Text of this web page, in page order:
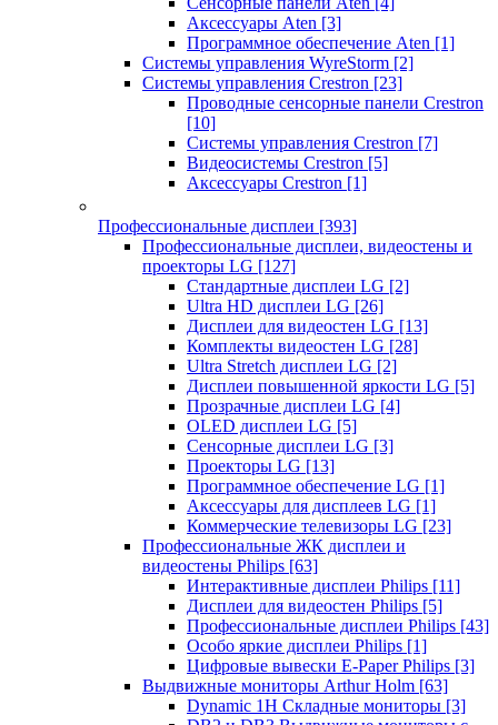
Аксессуары Aten [3]
Программное обеспечение Aten [1]
Системы управления WyreStorm [2]
Системы управления Crestron [23]
Проводные сенсорные панели Crestron
[10]
Системы управления Crestron [7]
Видеосистемы Crestron [5]
Аксессуары Crestron [1]
Профессиональные дисплеи [393]
Профессиональные дисплеи, видеостены и
проекторы LG [127]
Стандартные дисплеи LG [2]
Ultra HD дисплеи LG [26]
Дисплеи для видеостен LG [13]
Комплекты видеостен LG [28]
Ultra Stretch дисплеи LG [2]
Дисплеи повышенной яркости LG [5]
Прозрачные дисплеи LG [4]
OLED дисплеи LG [5]
Сенсорные дисплеи LG [3]
Проекторы LG [13]
Программное обеспечение LG [1]
Аксессуары для дисплеев LG [1]
Коммерческие телевизоры LG [23]
Профессиональные ЖК дисплеи и
видеостены Philips [63]
Интерактивные дисплеи Philips [11]
Дисплеи для видеостен Philips [5]
Профессиональные дисплеи Philips [43]
Особо яркие дисплеи Philips [1]
Цифровые вывески E-Paper Philips [3]
Выдвижные мониторы Arthur Holm [63]
Dynamic 1Н Складные мониторы [3]